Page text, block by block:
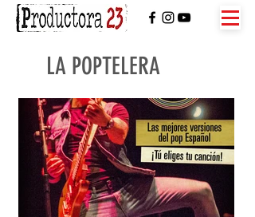
LA POPTELERA